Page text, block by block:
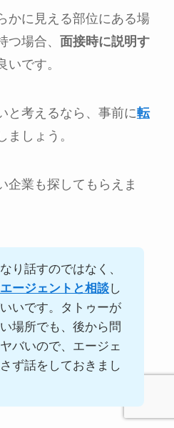
かに見える部位にある場
場合、 面接時に説明す
いです。
と考えるなら、事前に転
ましょう。
企業も探してもらえま
り話すのではなく、
ージェントと相談し
いです。タトゥーが
場所でも、後から問
バいので、エージェ
ず話をしておきまし